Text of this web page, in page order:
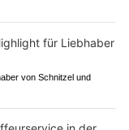
von Schnitzel und